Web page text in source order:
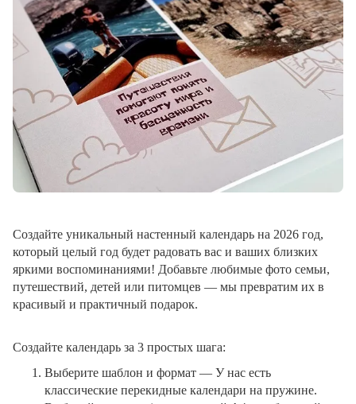
Создайте уникальный настенный календарь на 2026 год,
который целый год будет радовать вас и ваших близких
яркими воспоминаниями! Добавьте любимые фото семьи,
путешествий, детей или питомцев — мы превратим их в
красивый и практичный подарок.
Создайте календарь за 3 простых шага:
Выберите шаблон и формат — У нас есть
классические перекидные календари на пружине.